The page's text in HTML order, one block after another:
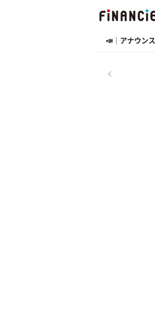
📣｜アナウンス